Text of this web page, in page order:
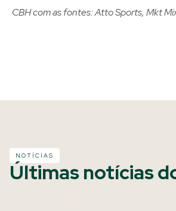
CBH com as fontes: Atto Sports, Mkt
NOTÍCIAS
Últimas notícias